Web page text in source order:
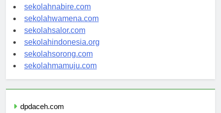
sekolahnabire.com
sekolahwamena.com
sekolahsalor.com
sekolahindonesia.org
sekolahsorong.com
sekolahmamuju.com
dpdaceh.com